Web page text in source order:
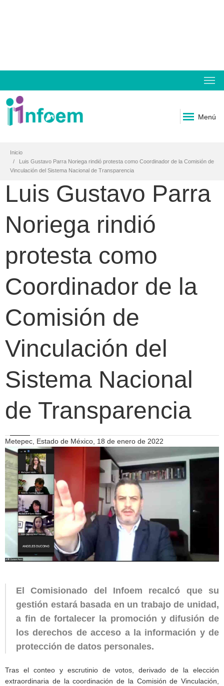
Menú
Inicio
Luis Gustavo Parra Noriega rindió protesta como Coordinador de la Comisión de
Vinculación del Sistema Nacional de Transparencia
Luis Gustavo Parra
Noriega rindió
protesta como
Coordinador de la
Comisión de
Vinculación del
Sistema Nacional
de Transparencia
Metepec, Estado de México, 18 de enero de 2022
El Comisionado del Infoem recalcó que su
gestión estará basada en un trabajo de unidad,
a fin de fortalecer la promoción y difusión de
los derechos de acceso a la información y de
protección de datos personales.
Tras el conteo y escrutinio de votos, derivado de la elección
extraordinaria de la coordinación de la Comisión de Vinculación,